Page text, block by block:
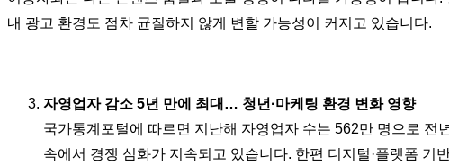
내 광고 환경도 점차 균질하지 않게 변할 가능성이 커지고 있습니다.
자영업자 감소 5년 만에 최대… 청년·마케팅 환경 변화 영향
국가통계포털에 따르면 지난해 자영업자 수는 562만 명으로
속에서 경쟁 심화가 지속되고 있습니다. 한편 디지털·플랫폼